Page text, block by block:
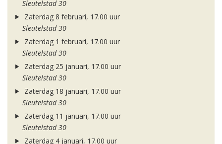
Sleutelstad 30
Zaterdag 8 februari, 17.00 uur
Sleutelstad 30
Zaterdag 1 februari, 17.00 uur
Sleutelstad 30
Zaterdag 25 januari, 17.00 uur
Sleutelstad 30
Zaterdag 18 januari, 17.00 uur
Sleutelstad 30
Zaterdag 11 januari, 17.00 uur
Sleutelstad 30
Zaterdag 4 januari, 17.00 uur